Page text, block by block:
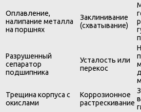
Оплавление,
налипание металла
на поршнях
Заклинивание
(схватывание)
Разрушенный
сепаратор
подшипника
Усталость или
перекос
Трещина корпуса с
окислами
Коррозионное
растрескивание